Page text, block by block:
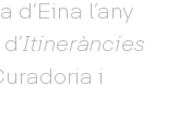
l’any
Itineràncies
i